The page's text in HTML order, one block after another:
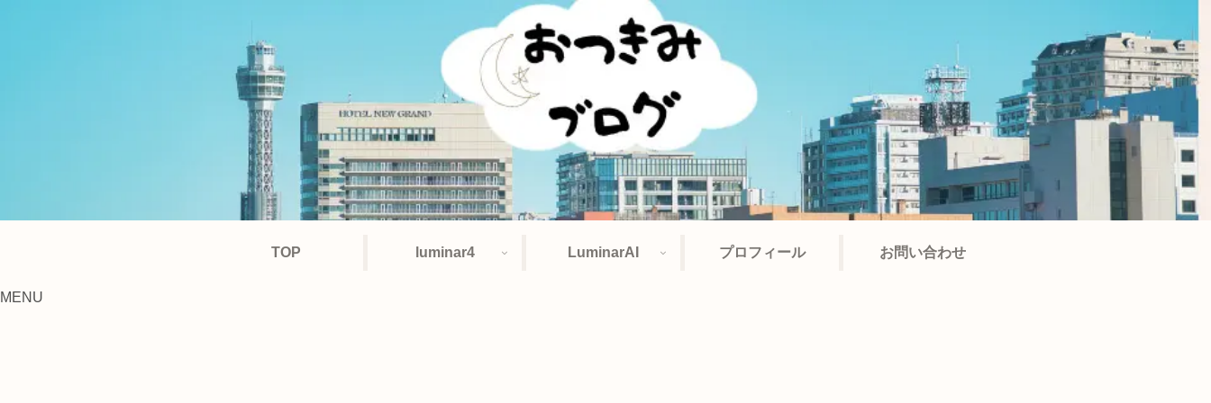
TOP luminar4 LuminarAI プロフィール お問い合わせ
MENU